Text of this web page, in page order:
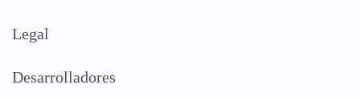
Legal
Desarrolladores